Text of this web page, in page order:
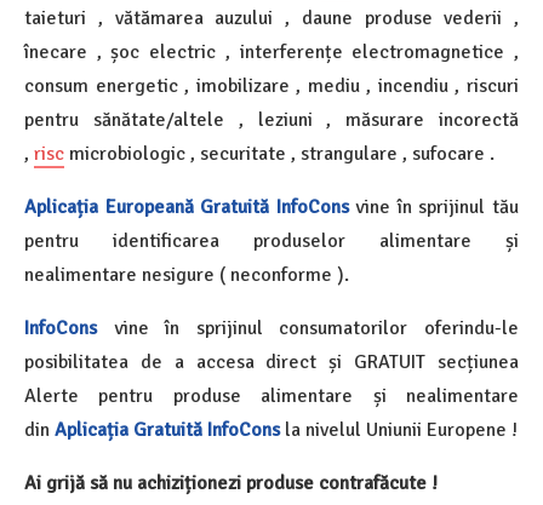
taieturi , vătămarea auzului , daune produse vederii ,
înecare , șoc electric , interferențe electromagnetice ,
consum energetic , imobilizare , mediu , incendiu , riscuri
pentru sănătate/altele , leziuni , măsurare incorectă
, risc microbiologic , securitate , strangulare , sufocare .
Aplicația Europeană Gratuită InfoConsvine în sprijinul tău
pentru identificarea produselor alimentare și
nealimentare nesigure ( neconforme ).
InfoConsvine în sprijinul consumatorilor oferindu-le
posibilitatea de a accesa direct și GRATUIT secțiunea
Alerte pentru produse alimentare și nealimentare
din Aplicația Gratuită InfoConsla nivelul Uniunii Europene !
Ai grijă să nu achiziționezi produse contrafăcute !